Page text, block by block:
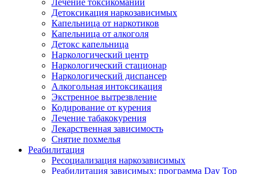
Лечение токсикомании
Детоксикация наркозависимых
Капельница от наркотиков
Капельница от алкоголя
Детокс капельница
Наркологический центр
Наркологический стационар
Наркологический диспансер
Алкогольная интоксикация
Экстренное вытрезвление
Кодирование от курения
Лечение табакокурения
Лекарственная зависимость
Снятие похмелья
Реабилитация
Ресоциализация наркозависимых
Реабилитация зависимых: программа Day Top